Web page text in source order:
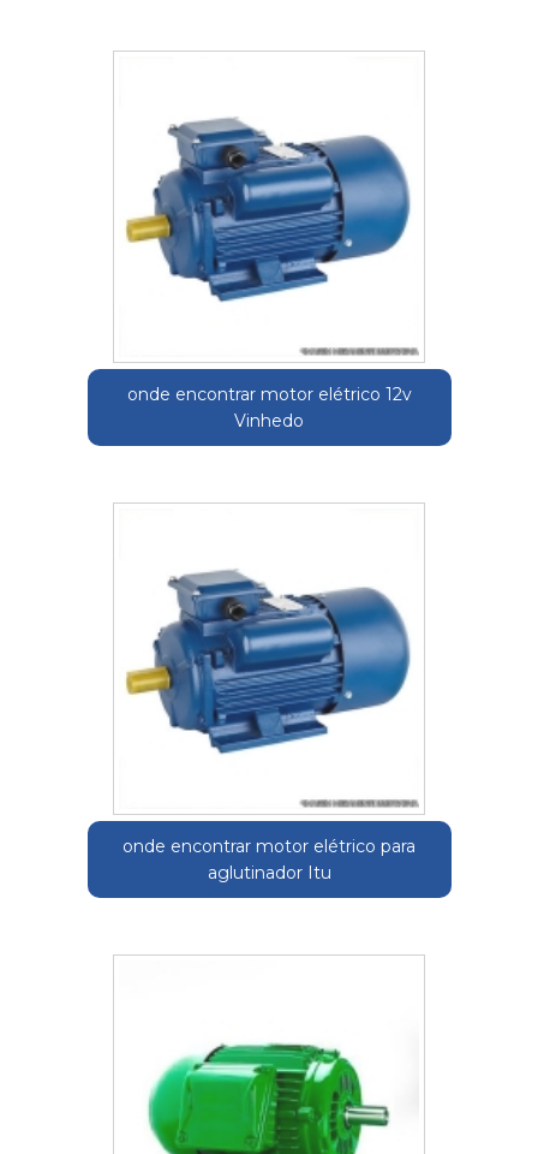
onde encontrar motor elétrico 12v
Vinhedo
onde encontrar motor elétrico para
aglutinador Itu